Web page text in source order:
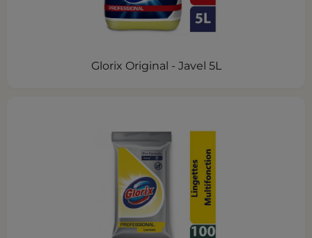
Glorix Original - Javel 5L